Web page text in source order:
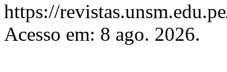
https://
Acesso em: 8 ago. 2026.